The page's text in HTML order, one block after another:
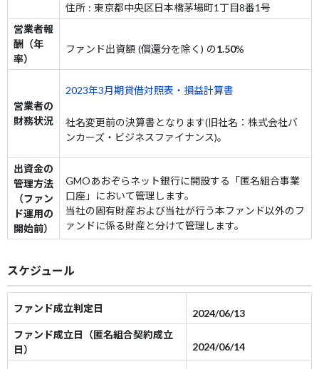
住所 : 東京都中央区日本橋茅場町1丁目8番1号
営業者報
酬（年
率）
ファンド出資額 (償還分を除く) の1.50%
営業者の
財務状況
2023年3月期貸借対照表・損益計算書
社名変更前の決算書となります(旧社名：株式会社バ
ンカーズ・ビジネスファイナンス)。
出資金の
管理方法
（ファン
ド運用の
開始前）
GMOあおぞらネット銀行に開設する「匿名組合事業
口座」において管理します。
当社の固有財産および当社が行う本ファンド以外のフ
ァンドに係る財産と分けて管理します。
スケジュール
ファンド成立判定日
2024/06/13
ファンド成立日（匿名組合契約成立
日）
2024/06/14